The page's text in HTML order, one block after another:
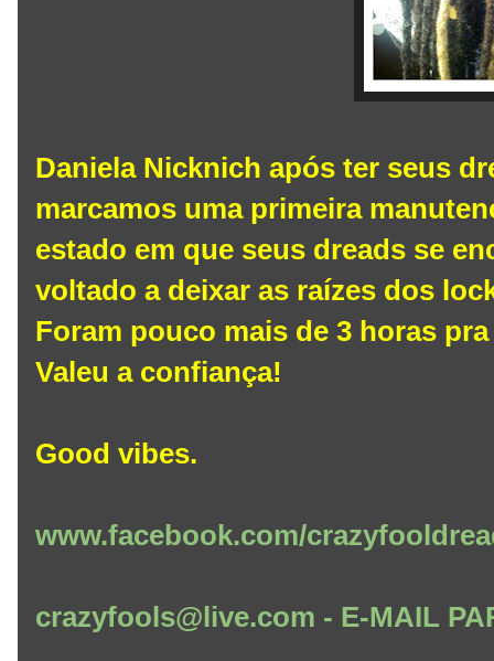
Daniela Nicknich após ter seus
marcamos uma primeira
estado em que seus dreads se
voltado a deixar as raízes dos
Foram pouco mais de 3 horas
Valeu a confiança!
Good vibes.
www.facebook.com/
crazyfools@live.com - E-MAIL